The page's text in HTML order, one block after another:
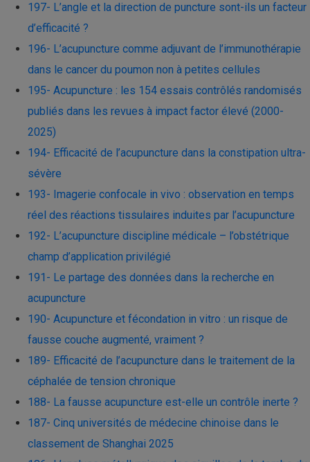
197- L’angle et la direction de puncture sont-ils un facteur
d’efficacité ?
196- L’acupuncture comme adjuvant de l’immunothérapie
dans le cancer du poumon non à petites cellules
195- Acupuncture : les 154 essais contrôlés randomisés
publiés dans les revues à impact factor élevé (2000-
2025)
194- Efficacité de l’acupuncture dans la constipation ultra-
sévère
193- Imagerie confocale in vivo : observation en temps
réel des réactions tissulaires induites par l’acupuncture
192- L’acupuncture discipline médicale – l’obstétrique
champ d’application privilégié
191- Le partage des données dans la recherche en
acupuncture
190- Acupuncture et fécondation in vitro : un risque de
fausse couche augmenté, vraiment ?
189- Efficacité de l’acupuncture dans le traitement de la
céphalée de tension chronique
188- La fausse acupuncture est-elle un contrôle inerte ?
187- Cinq universités de médecine chinoise dans le
classement de Shanghai 2025